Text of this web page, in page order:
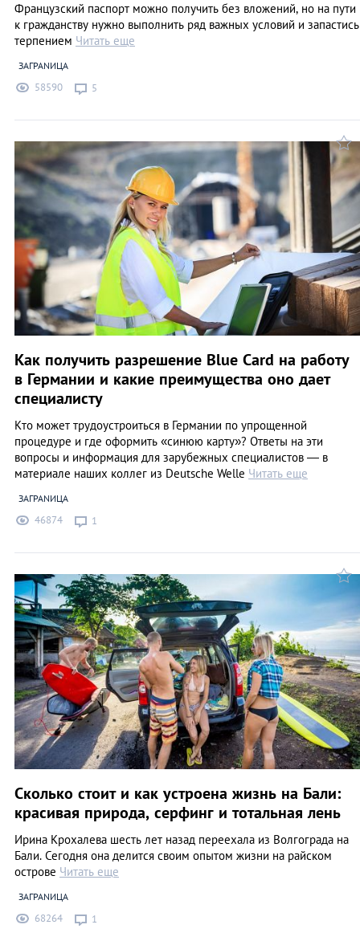
Французский паспорт можно получить без вложений, но на пути
к гражданству нужно выполнить ряд важных условий и запастись
терпением Читать еще
ЗАГРАNИЦА
58590 5
Как получить разрешение Blue Card на работу
в Германии и какие преимущества оно дает
специалисту
Кто может трудоустроиться в Германии по упрощенной
процедуре и где оформить «синюю карту»? Ответы на эти
вопросы и информация для зарубежных специалистов — в
материале наших коллег из Deutsche Welle Читать еще
ЗАГРАNИЦА
46874 1
Сколько стоит и как устроена жизнь на Бали:
красивая природа, серфинг и тотальная лень
Ирина Крохалева шесть лет назад переехала из Волгограда на
Бали. Сегодня она делится своим опытом жизни на райском
острове Читать еще
ЗАГРАNИЦА
68264 1